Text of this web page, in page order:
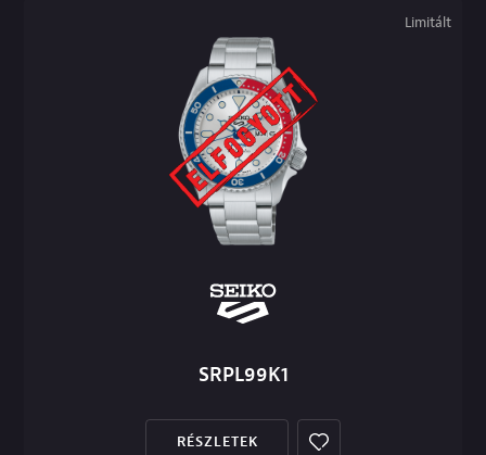
Limitált
SRPL99K1
RÉSZLETEK